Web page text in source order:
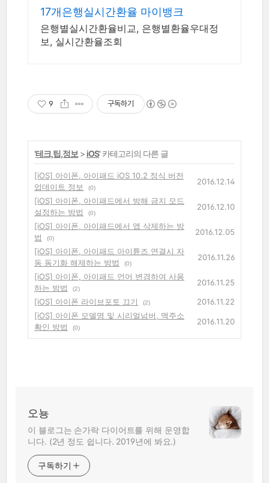
17개은행실시간환율 마이뱅크
은행별실시간환율비교, 은행별환율우대정
보, 실시간환율조회
9 구독하기
'테크,팁,정보> iOS' 카테고리의 다른 글
[iOS] 아이폰, 아이패드 iOS 10.2 정식 버전
업데이트 정보
(0)
2016.12.14
[iOS] 아이폰, 아이패드에서 방해 금지 모드
설정하는 방법
(0)
2016.12.10
[iOS] 아이폰, 아이패드에서 앱 삭제하는 방
법
(0)
2016.12.05
[iOS] 아이폰, 아이패드 아이튠즈 연결시 자
동 동기화 해제하는 방법
(0)
2016.11.26
[iOS] 아이폰, 아이패드 언어 변경하여 사용
하는 방법
(2)
2016.11.25
[iOS] 아이폰 라이브포토 끄기
(2)
2016.11.22
[iOS] 아이폰 모델명 및 시리얼넘버, 맥주소
확인 방법
(0)
2016.11.20
오뇽
이 블로그는 손가락 다이어트를 위해 운영합
니다. (2년 정도 쉽니다. 2019년에 봐요.)
구독하기